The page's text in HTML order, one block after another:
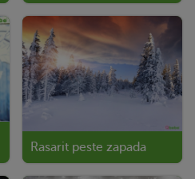
Rasarit peste zapada